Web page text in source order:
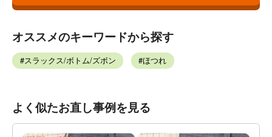
オススメのキーワードから探す
スラックス/ボトム/ズボン ほつれ
よく似たお直し事例を見る